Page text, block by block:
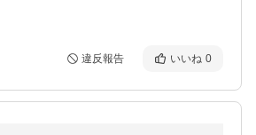
違反報告 いいね 0